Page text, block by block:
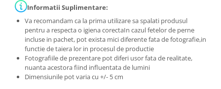
Informatii Suplimentare:
Va recomandam ca la prima utilizare sa spalati produsul
pentru a respecta o igiena corectaIn cazul fetelor de perne
incluse in pachet, pot exista mici diferente fata de fotografie,in
functie de taiera lor in procesul de productie
Fotografiile de prezentare pot diferi usor fata de realitate,
nuanta acestora fiind influentata de lumini
Dimensiunile pot varia cu +/- 5 cm